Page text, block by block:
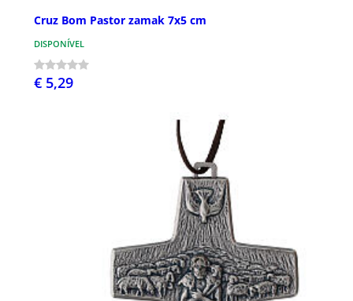
Cruz Bom Pastor zamak 7x5 cm
DISPONÍVEL
€ 5,29